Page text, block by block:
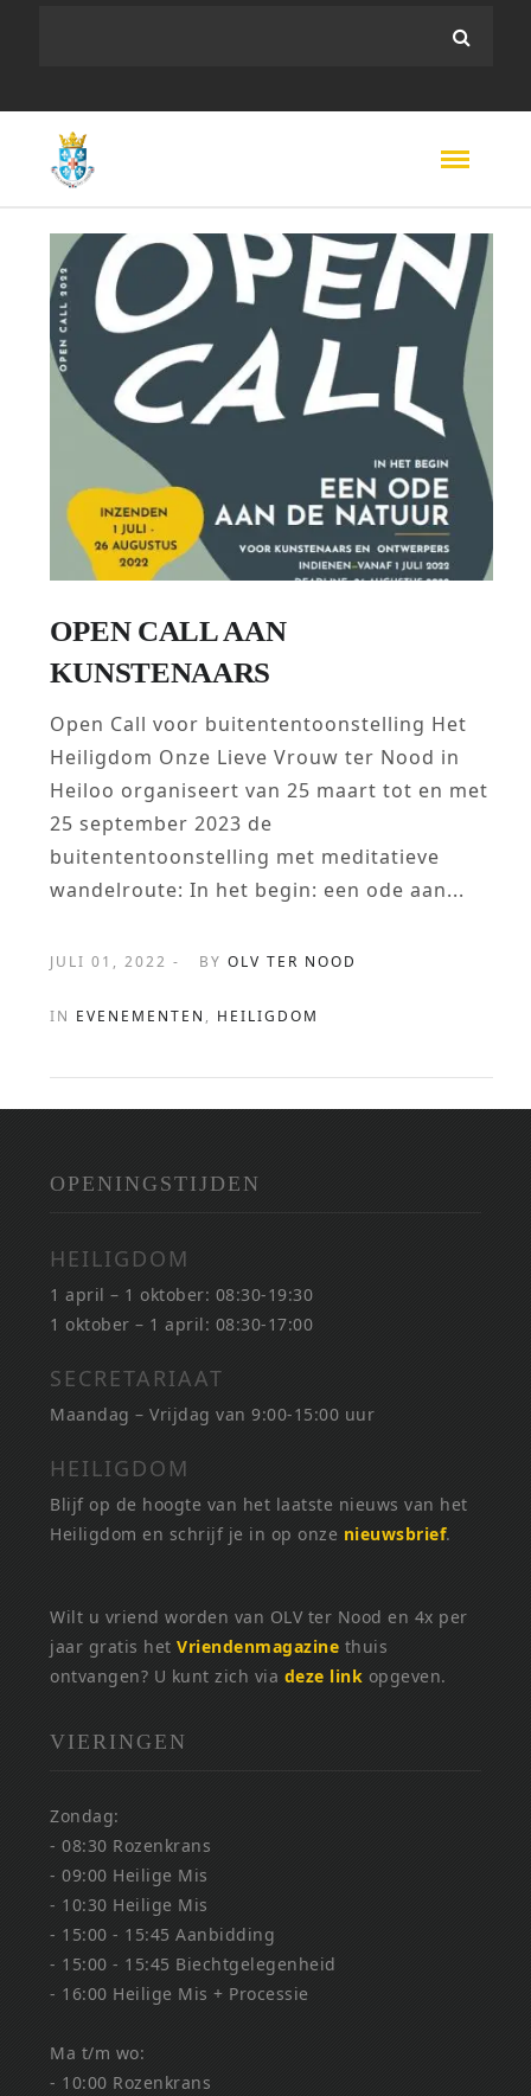
OPEN CALL AAN
KUNSTENAARS
Open Call voor buitententoonstelling Het
Heiligdom Onze Lieve Vrouw ter Nood in
Heiloo organiseert van 25 maart tot en met
25 september 2023 de
buitententoonstelling met meditatieve
wandelroute: In het begin: een ode aan...
JULI 01, 2022 - BYOLV TER NOOD
IN EVENEMENTEN , HEILIGDOM
OPENINGSTIJDEN
HEILIGDOM
1 april – 1 oktober: 08:30-19:30
1 oktober – 1 april: 08:30-17:00
SECRETARIAAT
Maandag – Vrijdag van 9:00-15:00 uur
HEILIGDOM
Blijf op de hoogte van het laatste nieuws van het
Heiligdom en schrijf je in op onze nieuwsbrief.
Wilt u vriend worden van OLV ter Nood en 4x per
jaar gratis hetVriendenmagazine thuis
ontvangen? U kunt zich via deze link opgeven.
VIERINGEN
Zondag:
- 08:30 Rozenkrans
- 09:00 Heilige Mis
- 10:30 Heilige Mis
- 15:00 - 15:45 Aanbidding
- 15:00 - 15:45 Biechtgelegenheid
- 16:00 Heilige Mis + Processie
Ma t/m wo:
- 10:00 Rozenkrans